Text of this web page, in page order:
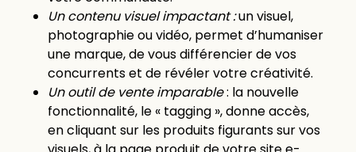
Un contenu visuel impactant :un visuel,
photographie ou vidéo, permet d’humaniser
une marque, de vous différencier de vos
concurrents et de révéler votre créativité.
Un outil de vente imparable: la nouvelle
fonctionnalité, le « tagging », donne accès,
en cliquant sur les produits figurants sur vos